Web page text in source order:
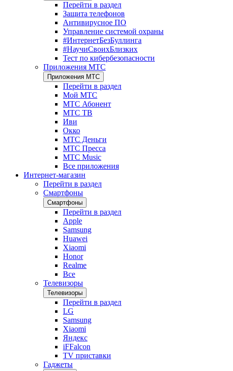
Перейти в раздел
Защита телефонов
Антивирусное ПО
Управление системой охраны
#ИнтернетБезБуллинга
#НаучиСвоихБлизких
Тест по кибербезопасности
Приложения МТС
Приложения МТС
Перейти в раздел
Мой МТС
МТС Абонент
МТС ТВ
Иви
Окко
МТС Деньги
МТС Пресса
МТС Music
Все приложения
Интернет-магазин
Перейти в раздел
Смартфоны
Смартфоны
Перейти в раздел
Apple
Samsung
Huawei
Xiaomi
Honor
Realme
Все
Телевизоры
Телевизоры
Перейти в раздел
LG
Samsung
Xiaomi
Яндекс
iFFalcon
TV приставки
Гаджеты